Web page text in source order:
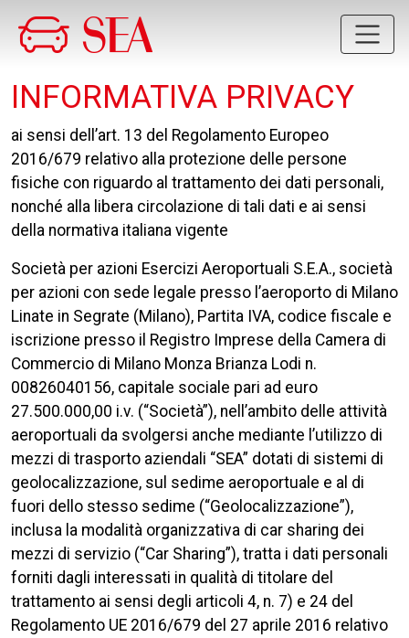
INFORMATIVA PRIVACY
ai sensi dell’art. 13 del Regolamento Europeo
2016/679 relativo alla protezione delle persone
fisiche con riguardo al trattamento dei dati personali,
nonché alla libera circolazione di tali dati e ai sensi
della normativa italiana vigente
Società per azioni Esercizi Aeroportuali S.E.A., società
per azioni con sede legale presso l’aeroporto di Milano
Linate in Segrate (Milano), Partita IVA, codice fiscale e
iscrizione presso il Registro Imprese della Camera di
Commercio di Milano Monza Brianza Lodi n.
00826040156, capitale sociale pari ad euro
27.500.000,00 i.v. (“Società”), nell’ambito delle attività
aeroportuali da svolgersi anche mediante l’utilizzo di
mezzi di trasporto aziendali “SEA” dotati di sistemi di
geolocalizzazione, sul sedime aeroportuale e al di
fuori dello stesso sedime (“Geolocalizzazione”),
inclusa la modalità organizzativa di car sharing dei
mezzi di servizio (“Car Sharing”), tratta i dati personali
forniti dagli interessati in qualità di titolare del
trattamento ai sensi degli articoli 4, n. 7) e 24 del
Regolamento UE 2016/679 del 27 aprile 2016 relativo